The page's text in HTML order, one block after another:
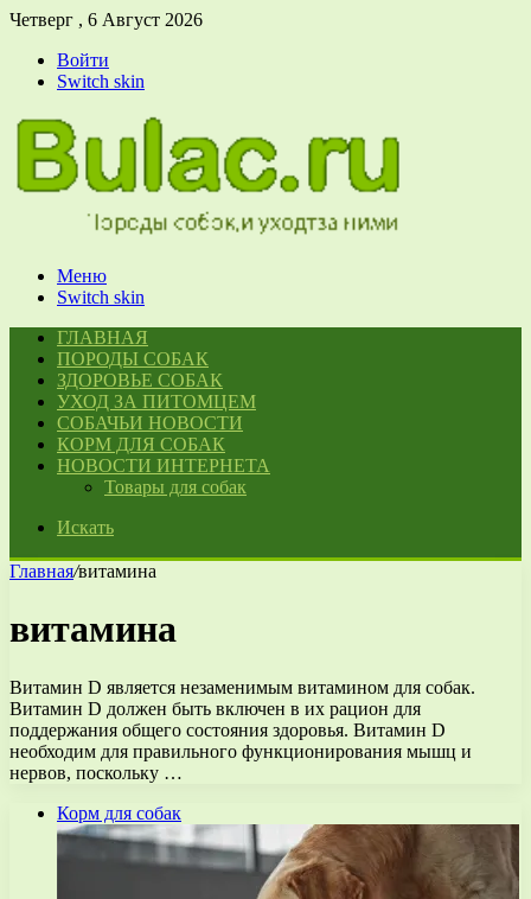
Четверг , 6 Август 2026
Войти
Switch skin
Меню
Switch skin
ГЛАВНАЯ
ПОРОДЫ СОБАК
ЗДОРОВЬЕ СОБАК
УХОД ЗА ПИТОМЦЕМ
СОБАЧЬИ НОВОСТИ
КОРМ ДЛЯ СОБАК
НОВОСТИ ИНТЕРНЕТА
Товары для собак
Искать
Главная/витамина
витамина
Витамин D является незаменимым витамином для собак.
Витамин D должен быть включен в их рацион для
поддержания общего состояния здоровья. Витамин D
необходим для правильного функционирования мышц и
нервов, поскольку …
Корм для собак